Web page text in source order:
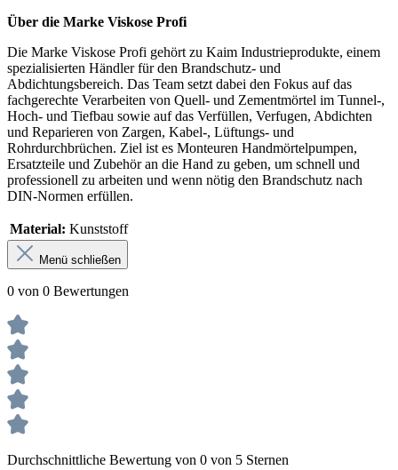
Über die Marke Viskose Profi
Die Marke Viskose Profi gehört zu Kaim Industrieprodukte, einem
spezialisierten Händler für den Brandschutz- und
Abdichtungsbereich. Das Team setzt dabei den Fokus auf das
fachgerechte Verarbeiten von Quell- und Zementmörtel im Tunnel-,
Hoch- und Tiefbau sowie auf das Verfüllen, Verfugen, Abdichten
und Reparieren von Zargen, Kabel-, Lüftungs- und
Rohrdurchbrüchen. Ziel ist es Monteuren Handmörtelpumpen,
Ersatzteile und Zubehör an die Hand zu geben, um schnell und
professionell zu arbeiten und wenn nötig den Brandschutz nach
DIN-Normen erfüllen.
Material: Kunststoff
Menü schließen
0 von 0 Bewertungen
Durchschnittliche Bewertung von 0 von 5 Sternen